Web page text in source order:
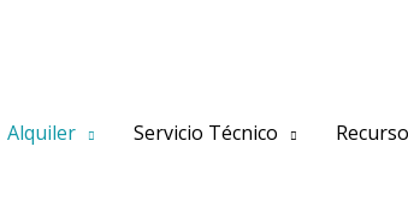
Alquiler Servicio Técnico